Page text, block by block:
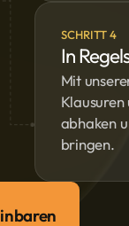
SCHRITT 4
In
Mit
abhaken
bringen.